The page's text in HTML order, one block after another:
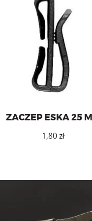
Zaczep eska na taśmę o
25 mm.
ZACZEP ESKA 25
1,80zł